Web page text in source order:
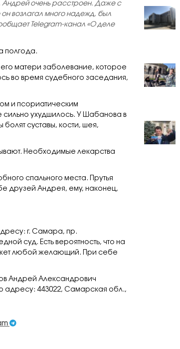
Андрей очень расстроен. Даже с
он возлагал много надежд, был
Telegram-канал «О деле
полгода.
матери заболевание, которое
во время судебного заседания,
и псориатическим
ухудшилось. У Шабанова в
суставы, кости, шея,
Необходимые лекарства
спального места. Прутья
друзей Андрея, ему, наконец,
г. Самара, пр.
суд. Есть вероятность, что на
любой желающий. При себе
Андрей Александрович
адресу: 443022, Самарская обл.,